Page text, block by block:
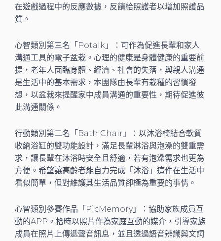
在遊戲過程中的反應數據，反饋給照護者以增加照護品
質。
心智類別第三名「Potalk」：可作為促進長輩和家人
溝通工具的電子盆栽。心理的健康是身體健康的重要前
提，老年人面臨身體、經濟、社會的失落，與親人溝通
是生活中的基本需求，本團隊由長輩有栽種的習慣發
想，以盆栽來提醒家中成員溝通的重要性，期待促進彼
此溝通關係。
行動類別第二名「Bath Chair」：以沐浴椅結合軟質
收納浴缸的雙功能設計，滿足長輩淋浴與泡澡的雙重需
求，讓長輩在沐浴時安全且舒適，若有泡澡需求也更為
方便。希望讓高齡者能自力完成「沐浴」這件在生活中
看似簡單，但對維護其生活品質卻極為重要的事情。
心智類別參賽作品「PicMemory」：協助家族成員互
動的APP。拾時以照片作為家庭互動的媒介，引導家族
成員在照片上傳遞聲音訊息，並且透過語音辨識與文詞